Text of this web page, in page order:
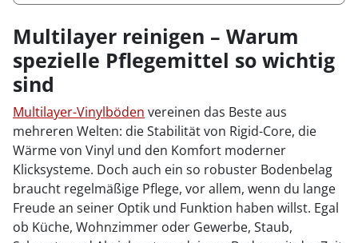
Multilayer reinigen – Warum
spezielle Pflegemittel so wichtig
sind
Multilayer-Vinylböden vereinen das Beste aus
mehreren Welten: die Stabilität von Rigid-Core, die
Wärme von Vinyl und den Komfort moderner
Klicksysteme. Doch auch ein so robuster Bodenbelag
braucht regelmäßige Pflege, vor allem, wenn du lange
Freude an seiner Optik und Funktion haben willst. Egal
ob Küche, Wohnzimmer oder Gewerbe, Staub,